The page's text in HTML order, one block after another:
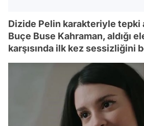
Dizide Pelin karakteriyle tepki
Buçe Buse Kahraman, aldığı
karşısında ilk kez sessizliğini